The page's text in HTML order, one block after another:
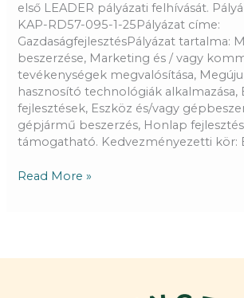
első LEADER pályázati felhívását.
KAP-RD57-095-1-25Pályázat címe:
GazdaságfejlesztésPályázat tartalma:
beszerzése, Marketing és / vagy
tevékenységek megvalósítása,
hasznosító technológiák alkalmazása,
fejlesztések, Eszköz és/vagy
gépjármű beszerzés, Honlap
támogatható. Kedvezményezetti kör:
Read More »